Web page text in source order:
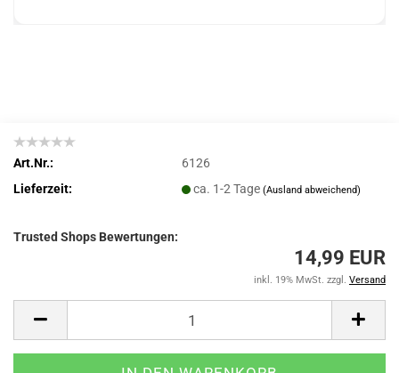
Art.Nr.:
6126
Lieferzeit:
ca. 1-2 Tage(Ausland abweichend)
Trusted Shops Bewertungen:
14,99 EUR
inkl. 19% MwSt. zzgl. Versand